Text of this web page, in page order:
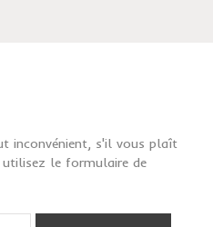
inconvénient, s'il vous plaît
le formulaire de